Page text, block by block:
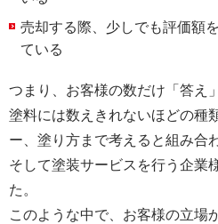
売却する際、少しでも評価額
ている
つまり、お客様の数だけ「答え
塗料には数えきれないほどの種
ー、塗り方まで考えると組み合
そして塗装サービスを行う企業
た。
このような中で、お客様の立場